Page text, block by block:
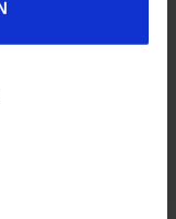
om
gaat verschaffen